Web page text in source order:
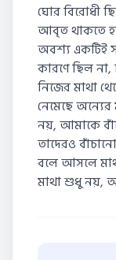
ঘোর বিরোধী
আবৃত থাকতে
অবশ্য একটিই
কারণে ছিল
নিজের মাথা
নেমেছে
নয়, আমাকে
তাদেরও
বলে আসলে
মাথা শুধু নয়,